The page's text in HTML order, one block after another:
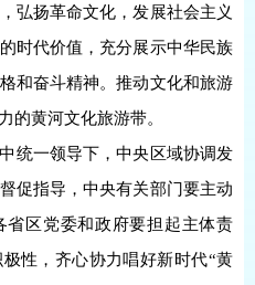
弘扬革命文化，发展社会主义
时代价值，充分展示中华民族
和奋斗精神。推动文化和旅游
的黄河文化旅游带。
统一领导下，中央区域协调发
促指导，中央有关部门要主动
区党委和政府要担起主体责
性，齐心协力唱好新时代“黄